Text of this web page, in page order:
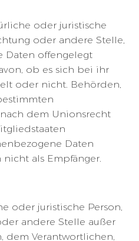
oder juristische
oder andere Stelle,
Daten offengelegt
ob es sich bei ihr
oder nicht. Behörden,
dem Unionsrecht
Daten
als Empfänger.
oder juristische Person,
andere Stelle außer
dem Verantwortlichen,